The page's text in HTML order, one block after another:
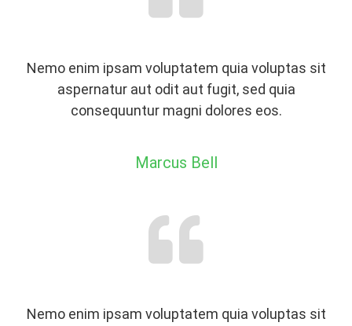
Nemo enim ipsam voluptatem quia voluptas sit
aspernatur aut odit aut fugit, sed quia
consequuntur magni dolores eos.
Marcus Bell
Nemo enim ipsam voluptatem quia voluptas sit